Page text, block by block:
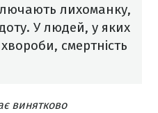
лихоманку,
У людей, у яких
смертність
винятково